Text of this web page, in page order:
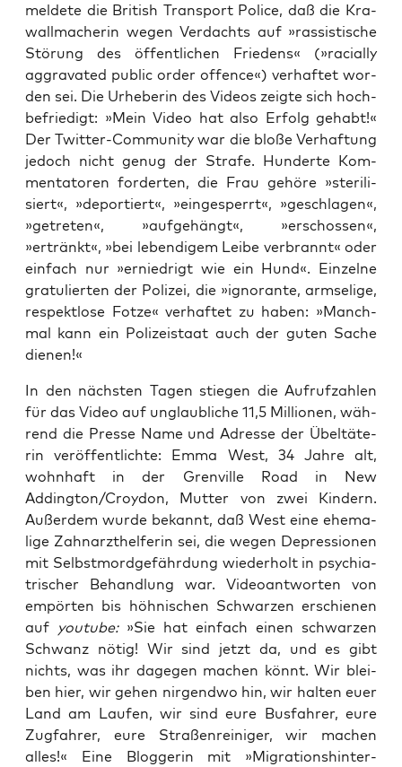
mel­de­te die Bri­tish Trans­port Poli­ce, daß die Kra­
wall­ma­che­rin wegen Ver­dachts auf »ras­sis­ti­sche
Stö­rung des öffent­li­chen Frie­dens« (»raci­al­ly
aggrava­ted public order offence«) ver­haf­tet wor­
den sei. Die Urhe­be­rin des Vide­os zeig­te sich hoch­
be­frie­digt: »Mein Video hat also Erfolg gehabt!«
Der Twit­ter-Com­mu­ni­ty war die blo­ße Ver­haf­tung
jedoch nicht genug der Stra­fe. Hun­der­te Kom­
men­ta­to­ren for­der­ten, die Frau gehö­re »ste­ri­li­
siert«, »depor­tiert«, »ein­ge­sperrt«, »geschla­gen«,
»getre­ten«, »auf­ge­hängt«, »erschos­sen«,
»ertränkt«, »bei leben­di­gem Lei­be ver­brannt« oder
ein­fach nur »ernied­rigt wie ein Hund«. Ein­zel­ne
gra­tu­lier­ten der Poli­zei, die »igno­ran­te, arm­se­li­ge,
respekt­lo­se Fot­ze« ver­haf­tet zu haben: »Manch­
mal kann ein Poli­zei­staat auch der guten Sache
dienen!«
In den nächs­ten Tagen stie­gen die Auf­ruf­zah­len
für das Video auf unglaub­li­che 11,5 Mil­lio­nen, wäh­
rend die Pres­se Name und Adres­se der Übel­tä­te­
rin ver­öf­fent­lich­te: Emma West, 34 Jah­re alt,
wohn­haft in der Gren­ville Road in New
Addington/Croydon, Mut­ter von zwei Kin­dern.
Außer­dem wur­de bekannt, daß West eine ehe­ma­
li­ge Zahn­arzt­hel­fe­rin sei, die wegen Depres­sio­nen
mit Selbst­mord­ge­fähr­dung wie­der­holt in psych­ia­
tri­scher Behand­lung war. Video­ant­wor­ten von
empör­ten bis höh­ni­schen Schwar­zen erschie­nen
auf you­tube:»Sie hat ein­fach einen schwar­zen
Schwanz nötig! Wir sind jetzt da, und es gibt
nichts, was ihr dage­gen machen könnt. Wir blei­
ben hier, wir gehen nir­gend­wo hin, wir hal­ten euer
Land am Lau­fen, wir sind eure Bus­fah­rer, eure
Zug­fah­rer, eure Stra­ßen­rei­ni­ger, wir machen
alles!« Eine Blog­ge­rin mit »Migra­ti­ons­hin­ter­